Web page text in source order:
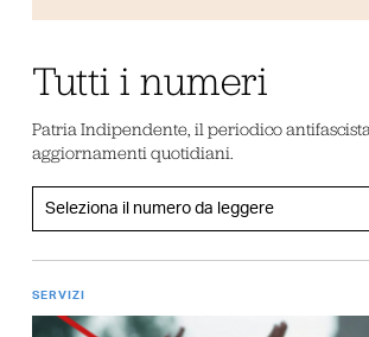
Tutti i numeri
Patria Indipendente, il periodico
aggiornamenti quotidiani.
SERVIZI